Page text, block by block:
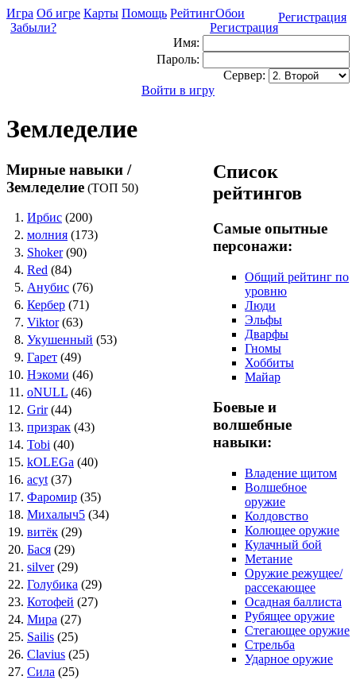
Регистрация
Игра Об игре Карты Помощь РейтингОбои
Регистрация
Забыли?
Имя:
Пароль:
Сервер:
Войти в игру
Земледелие
Мирные навыки /
Земледелие (ТОП 50)
1. Ирбис (200)
2. молния (173)
3. Shoker(90)
4. Red (84)
5. Анубис (76)
6. Кербер (71)
7. Viktor(63)
8. Укушенный (53)
9. Гарет (49)
10. Нэкоми (46)
11. oNULL (46)
12. Grir(44)
13. призрак (43)
14. Tobi (40)
15. kOLEGa (40)
16. acyt (37)
17. Фаромир (35)
18. Михалыч5 (34)
19. витёк (29)
20. Бася (29)
21. silver(29)
22. Голубика (29)
23. Котофей (27)
24. Мира (27)
25. Sailis (25)
26. Clavius (25)
27. Сила (25)
Список
рейтингов
Самые опытные
персонажи:
Общий рейтинг по
уровню
Люди
Эльфы
Дварфы
Гномы
Хоббиты
Майар
Боевые и
волшебные
навыки:
Владение щитом
Волшебное
оружие
Колдовство
Колющее оружие
Кулачный бой
Метание
Оружие режущее/
рассекающее
Осадная баллиста
Рубящее оружие
Стегающее оружие
Стрельба
Ударное оружие